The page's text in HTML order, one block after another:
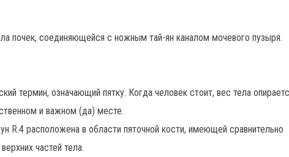
почек, соединяющейся с ножным тай-ян каналом мочевого пузыря.
термин, означающий пятку. Когда человек стоит, вес тела
и важном (да) месте.
R.4 расположена в области пяточной кости, имеющей сравнительно
частей тела.